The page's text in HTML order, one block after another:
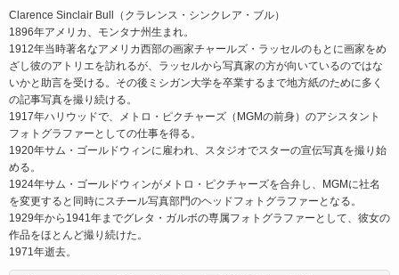
Clarence Sinclair Bull（クラレンス・シンクレア・ブル）
1896年アメリカ、モンタナ州生まれ。
1912年当時著名なアメリカ西部の画家チャールズ・ラッセルのもとに画家をめ
ざし彼のアトリエを訪れるが、ラッセルから写真家の方が向いているのではな
いかと助言を受ける。その後ミシガン大学を卒業するまで地方紙のために多く
の記事写真を撮り続ける。
1917年ハリウッドで、メトロ・ピクチャーズ（MGMの前身）のアシスタント
フォトグラファーとしての仕事を得る。
1920年サム・ゴールドウィンに雇われ、スタジオでスターの宣伝写真を撮り始
める。
1924年サム・ゴールドウィンがメトロ・ピクチャーズを合弁し、MGMに社名
を変更すると同時にスチール写真部門のヘッドフォトグラファーとなる。
1929年から1941年までグレタ・ガルボの専属フォトグラファーとして、彼女の
作品をほとんど撮り続けた。
1971年逝去。